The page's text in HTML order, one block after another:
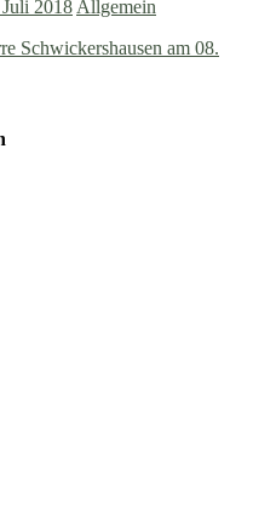
2018 Allgemein
Schwickershausen am 08.